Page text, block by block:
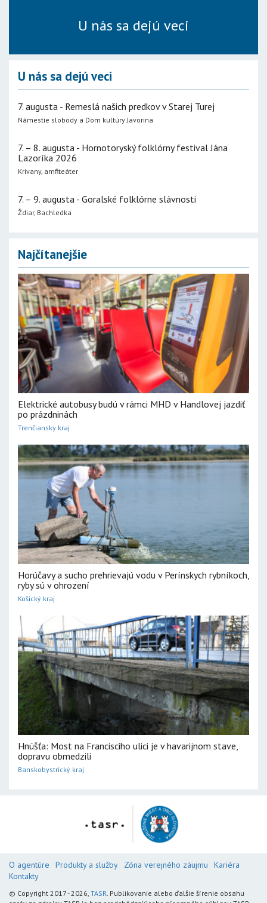
U nás sa dejú veci
U nás sa dejú veci
7. augusta - Remeslá našich predkov v Starej Turej
Námestie slobody a Dom kultúry Javorina
7. – 8. augusta - Hornotoryský folklórny festival Jána
Lazoríka 2026
Krivany, amfiteáter
7. – 9. augusta - Goralské folklórne slávnosti
Ždiar, Bachledka
Najčítanejšie
Elektrické autobusy budú v rámci MHD v Handlovej jazdiť
po prázdninách
Trenčiansky kraj
Horúčavy a sucho prehrievajú vodu v Perínskych rybníkoch,
ryby sú v ohrození
Košický kraj
Hnúšťa: Most na Francisciho ulici je v havarijnom stave,
dopravu obmedzili
Banskobystrický kraj
O agentúre Produkty a služby Zóna verejného záujmu
Kariéra
Kontakty
© Copyright 2017 - 2026, TASR. Publikovanie alebo ďalšie šírenie obsahu